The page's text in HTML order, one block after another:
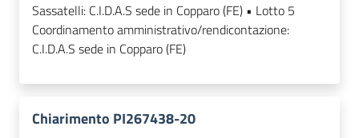
Sassatelli: C.I.D.A.S sede in Copparo (FE) • Lotto 5
Coordinamento amministrativo/rendicontazione:
C.I.D.A.S sede in Copparo (FE)
Chiarimento PI267438-20